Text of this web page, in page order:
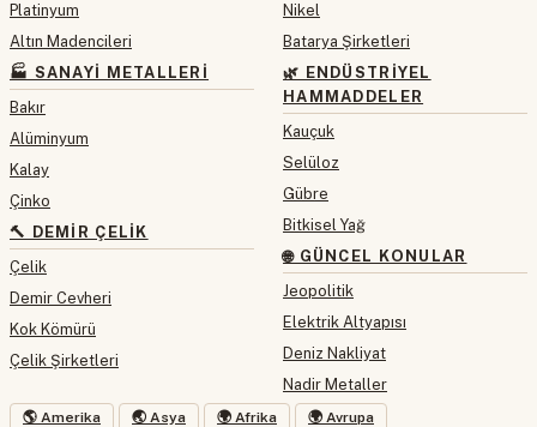
Platinyum
Altın Madencileri
🏭 SANAYI METALLERI
Bakır
Alüminyum
Kalay
Çinko
🔨 DEMIR ÇELIK
Çelik
Demir Cevheri
Kok Kömürü
Çelik Şirketleri
Nikel
Batarya Şirketleri
🌿 ENDÜSTRIYEL
HAMMADDELER
Kauçuk
Selüloz
Gübre
Bitkisel Yağ
🌐 GÜNCEL KONULAR
Jeopolitik
Elektrik Altyapısı
Deniz Nakliyat
Nadir Metaller
🌎 Amerika 🌏 Asya 🌍 Afrika 🌍 Avrupa